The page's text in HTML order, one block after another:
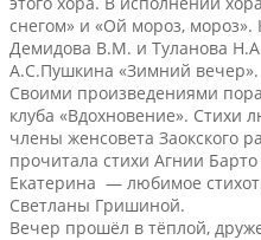
снегом» и «Ой мороз,
Демидова В.М. и Туланова
А.С.Пушкина «Зимний вечер».
Своими произведениями
клуба «Вдохновение». Стихи
члены женсовета Заокского
прочитала стихи Агнии
Екатерина — любимое
Светланы Гришиной.
Вечер прошёл в тёплой,